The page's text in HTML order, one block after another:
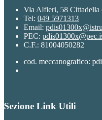
Via Alfieri, 58 Cittadella
Tel: 049 5971313
Email:
PEC:
C.F.: 81004050282
cod. meccanografico:
Sezione Link Utili